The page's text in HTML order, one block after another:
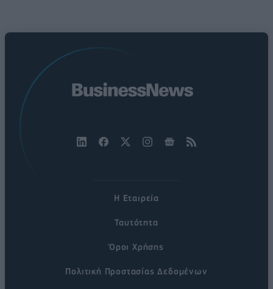
Η Εταιρεία
Ταυτότητα
Όροι Χρήσης
Πολιτική Προστασίας Δεδομένων